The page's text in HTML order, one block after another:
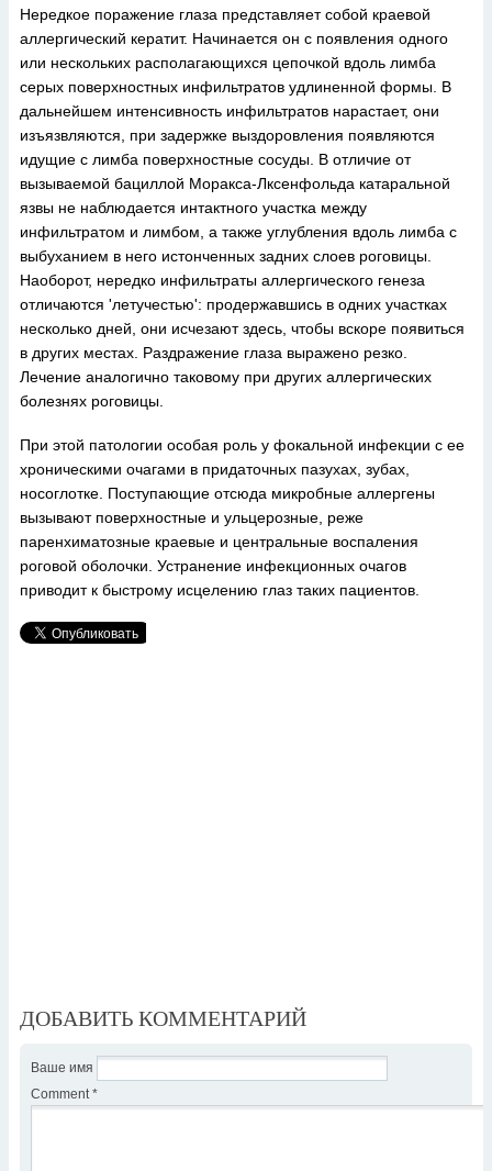
Нередкое поражение глаза представляет собой краевой
аллергический кератит. Начинается он с появления одного
или нескольких располагающихся цепочкой вдоль лимба
серых поверхностных инфильтратов удлиненной формы. В
дальнейшем интенсивность инфильтратов нарастает, они
изъязвляются, при задержке выздоровления появляются
идущие с лимба поверхностные сосуды. В отличие от
вызываемой бациллой Моракса-Лксенфольда катаральной
язвы не наблюдается интактного участка между
инфильтратом и лимбом, а также углубления вдоль лимба с
выбуханием в него истонченных задних слоев роговицы.
Наоборот, нередко инфильтраты аллергического генеза
отличаются 'летучестью': продержавшись в одних участках
несколько дней, они исчезают здесь, чтобы вскоре появиться
в других местах. Раздражение глаза выражено резко.
Лечение аналогично таковому при других аллергических
болезнях роговицы.
При этой патологии особая роль у фокальной инфекции с ее
хроническими очагами в придаточных пазухах, зубах,
носоглотке. Поступающие отсюда микробные аллергены
вызывают поверхностные и ульцерозные, реже
паренхиматозные краевые и центральные воспаления
роговой оболочки. Устранение инфекционных очагов
приводит к быстрому исцелению глаз таких пациентов.
ДОБАВИТЬ КОММЕНТАРИЙ
Ваше имя
Comment *